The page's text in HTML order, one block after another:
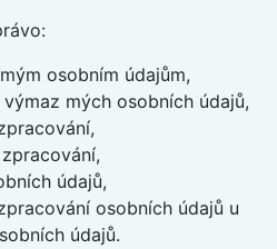
osobním údajům,
mých osobních údajů,
údajů,
osobních údajů u
údajů.